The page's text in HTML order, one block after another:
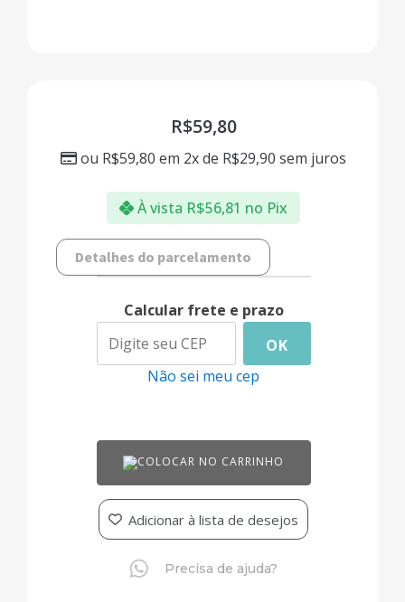
R$59,80
ou R$59,80 em 2x de R$29,90 sem juros
À vista R$56,81 no Pix
Detalhes do parcelamento
Calcular frete e prazo
OK
Não sei meu cep
COLOCAR NO CARRINHO
Adicionar à lista de desejos
Precisa de ajuda?